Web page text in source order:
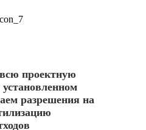
проектную
разрешения на